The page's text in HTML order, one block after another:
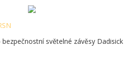
světelné závěsy Dadisick